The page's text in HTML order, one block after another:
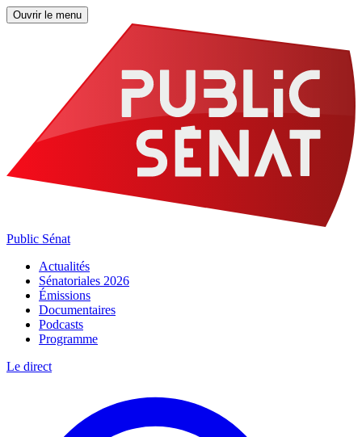
Ouvrir le menu
Public Sénat
Actualités
Sénatoriales 2026
Émissions
Documentaires
Podcasts
Programme
Le direct